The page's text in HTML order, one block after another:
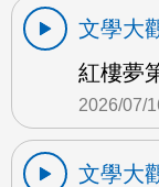
文學大
紅樓夢
2026/07/
文學大